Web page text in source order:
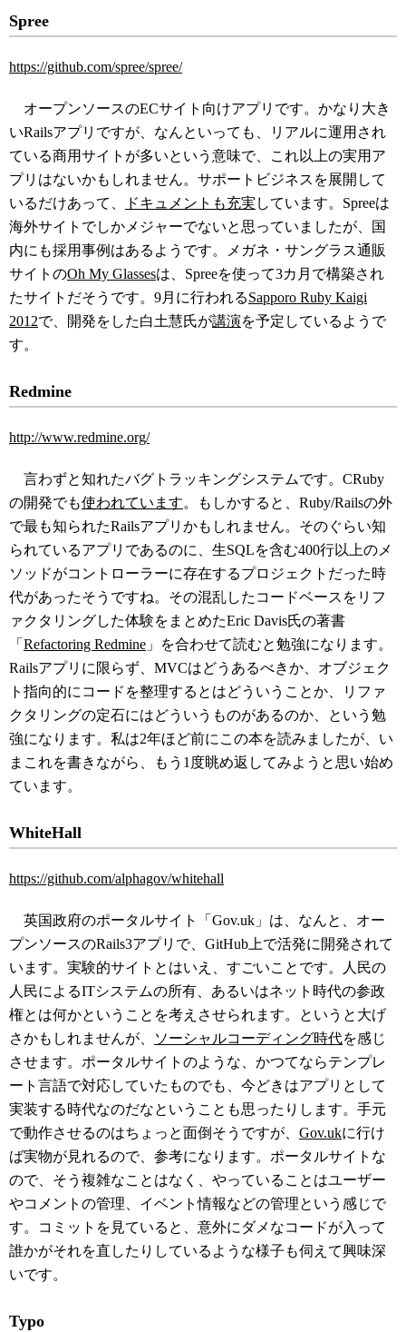
Spree
https://github.com/spree/spree/
オープンソースのECサイト向けアプリです。かなり大き
いRailsアプリですが、なんといっても、リアルに運用され
ている商用サイトが多いという意味で、これ以上の実用ア
プリはないかもしれません。サポートビジネスを展開して
いるだけあって、
ドキュメントも充実 しています。Spreeは
海外サイトでしかメジャーでないと思っていましたが、国
内にも採用事例はあるようです。メガネ・サングラス通販
サイトのOh My Glassesは、Spreeを使って3カ月で構築され
たサイトだそうです。9月に行われるSapporo Ruby Kaigi
2012で、開発をした白土慧氏が講演を予定しているようで
す。
Redmine
http://www.redmine.org/
言わずと知れたバグトラッキングシステムです。CRuby
の開発でも使われています。もしかすると、Ruby/Railsの外
で最も知られたRailsアプリかもしれません。そのぐらい知
られているアプリであるのに、生SQLを含む400行以上のメ
ソッドがコントローラーに存在するプロジェクトだった時
代があったそうですね。その混乱したコードベースをリフ
ァクタリングした体験をまとめたEric Davis氏の著書
「 Refactoring Redmine 」を合わせて読むと勉強になります。
Railsアプリに限らず、MVCはどうあるべきか、オブジェク
ト指向的にコードを整理するとはどういうことか、リファ
クタリングの定石にはどういうものがあるのか、という勉
強になります。私は2年ほど前にこの本を読みましたが、い
まこれを書きながら、もう1度眺め返してみようと思い始め
ています。
WhiteHall
https://github.com/alphagov/whitehall
英国政府のポータルサイト「Gov.uk」は、なんと、オー
プンソースのRails3アプリで、GitHub上で活発に開発されて
います。実験的サイトとはいえ、すごいことです。人民の
人民によるITシステムの所有、あるいはネット時代の参政
権とは何かということを考えさせられます。というと大げ
さかもしれませんが、
ソーシャルコーディング時代を感じ
させます。ポータルサイトのような、かつてならテンプレ
ート言語で対応していたものでも、今どきはアプリとして
実装する時代なのだなということも思ったりします。手元
で動作させるのはちょっと面倒そうですが、 Gov.ukに行け
ば実物が見れるので、参考になります。ポータルサイトな
ので、そう複雑なことはなく、やっていることはユーザー
やコメントの管理、イベント情報などの管理という感じで
す。コミットを見ていると、意外にダメなコードが入って
誰かがそれを直したりしているような様子も伺えて興味深
いです。
Typo